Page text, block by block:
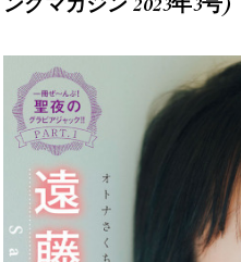
ングマガジン 2023年3号)